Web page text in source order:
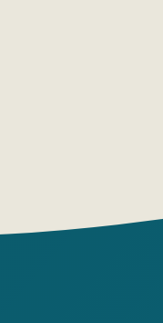
Это ещё и
приемов –
аллюзии,